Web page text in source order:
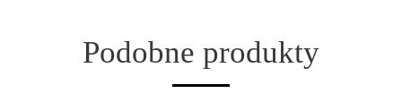
Podobne produkty